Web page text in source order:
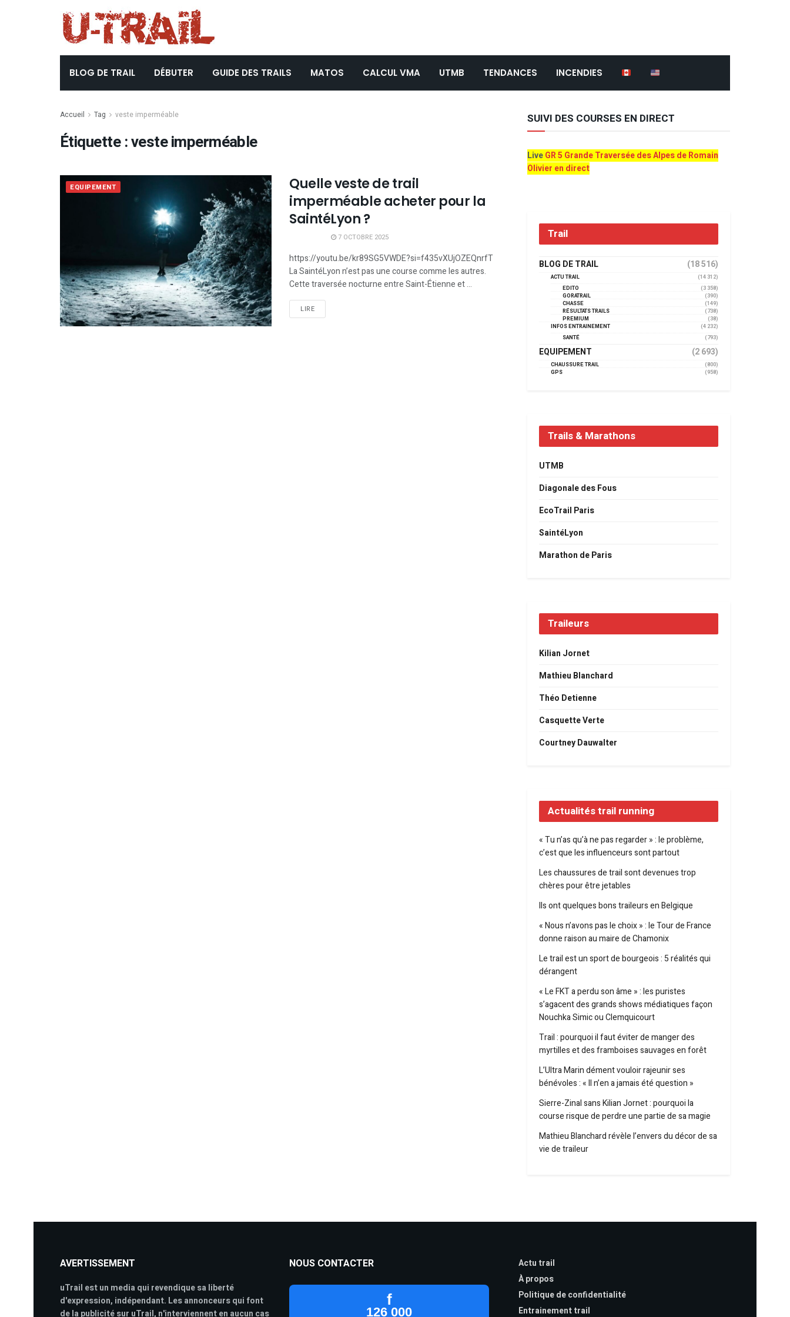
BLOG DE TRAIL DÉBUTER GUIDE DES TRAILS MATOS CALCUL VMA UTMB TENDANCES INCENDIES
Accueil Tag veste imperméable
Étiquette :veste imperméable
EQUIPEMENT
Quelle veste de trail
imperméable acheter pour la
SaintéLyon ?
7 OCTOBRE 2025
https://youtu.be/kr89SG5VWDE?si=f435vXUjOZEQnrfT
La SaintéLyon n’est pas une course comme les autres.
Cette traversée nocturne entre Saint-Étienne et ...
LIRE
SUIVI DES COURSES EN DIRECT
LiveGR 5 Grande Traversée des Alpes de Romain
Olivier en direct
Trail
BLOG DE TRAIL (18 516)
ACTU TRAIL
(14 312)
EDITO
(3 358)
GORATRAIL
(390)
CHASSE
(149)
RÉSULTATS TRAILS
(738)
PREMIUM
(38)
INFOS ENTRAINEMENT
(4 232)
SANTÉ
(793)
EQUIPEMENT (2 693)
CHAUSSURE TRAIL
(800)
GPS
(958)
Trails & Marathons
UTMB
Diagonale des Fous
EcoTrail Paris
SaintéLyon
Marathon de Paris
Traileurs
Kilian Jornet
Mathieu Blanchard
Théo Detienne
Casquette Verte
Courtney Dauwalter
Actualités trail running
« Tu n’as qu’à ne pas regarder » : le problème,
c’est que les influenceurs sont partout
Les chaussures de trail sont devenues trop
chères pour être jetables
Ils ont quelques bons traileurs en Belgique
« Nous n’avons pas le choix » : le Tour de France
donne raison au maire de Chamonix
Le trail est un sport de bourgeois : 5 réalités qui
dérangent
« Le FKT a perdu son âme » : les puristes
s’agacent des grands shows médiatiques façon
Nouchka Simic ou Clemquicourt
Trail : pourquoi il faut éviter de manger des
myrtilles et des framboises sauvages en forêt
L’Ultra Marin dément vouloir rajeunir ses
bénévoles : « Il n’en a jamais été question »
Sierre-Zinal sans Kilian Jornet : pourquoi la
course risque de perdre une partie de sa magie
Mathieu Blanchard révèle l’envers du décor de sa
vie de traileur
AVERTISSEMENT
uTrail est un media qui revendique sa liberté
d'expression, indépendant. Les annonceurs qui font
de la publicité sur uTrail, n'interviennent en aucun cas
NOUS CONTACTER
f
126 000
Actu trail
À propos
Politique de confidentialité
Entrainement trail